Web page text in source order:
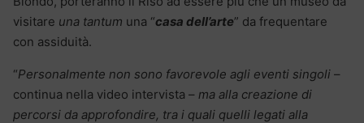
visitare una tantum una “casa dell’arte” da frequentare
con assiduità.
“Personalmente non sono favorevole agli eventi singoli –
continua nella video intervista – ma alla creazione di
percorsi da approfondire, tra i quali quelli legati alla